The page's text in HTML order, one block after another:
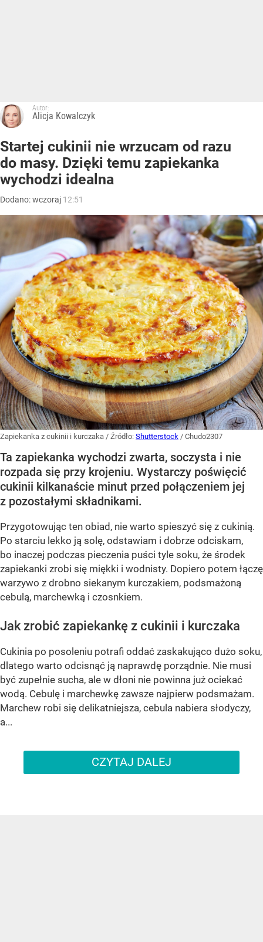
Autor:
Alicja Kowalczyk
Startej cukinii nie wrzucam od razu
do masy. Dzięki temu zapiekanka
wychodzi idealna
Dodano:wczoraj 12:51
Zapiekanka z cukinii i kurczaka / Źródło: Shutterstock / Chudo2307
Ta zapiekanka wychodzi zwarta, soczysta i nie
rozpada się przy krojeniu. Wystarczy poświęcić
cukinii kilkanaście minut przed połączeniem jej
z pozostałymi składnikami.
Przygotowując ten obiad, nie warto spieszyć się z cukinią.
Po starciu lekko ją solę, odstawiam i dobrze odciskam,
bo inaczej podczas pieczenia puści tyle soku, że środek
zapiekanki zrobi się miękki i wodnisty. Dopiero potem łączę
warzywo z drobno siekanym kurczakiem, podsmażoną
cebulą, marchewką i czosnkiem.
Jak zrobić zapiekankę z cukinii i kurczaka
Cukinia po posoleniu potrafi oddać zaskakująco dużo soku,
dlatego warto odcisnąć ją naprawdę porządnie. Nie musi
być zupełnie sucha, ale w dłoni nie powinna już ociekać
wodą. Cebulę i marchewkę zawsze najpierw podsmażam.
Marchew robi się delikatniejsza, cebula nabiera słodyczy,
a...
CZYTAJ DALEJ